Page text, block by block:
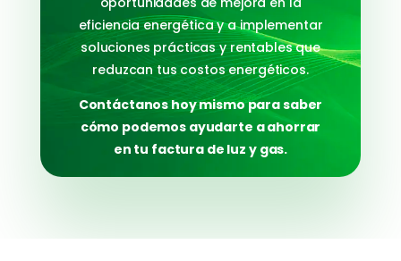
eficiencia energética y a implementar
soluciones prácticas y rentables que
reduzcan tus costos energéticos.
Contáctanos hoy mismo para saber
cómo podemos ayudarte a ahorrar
en tu factura de luz y gas.